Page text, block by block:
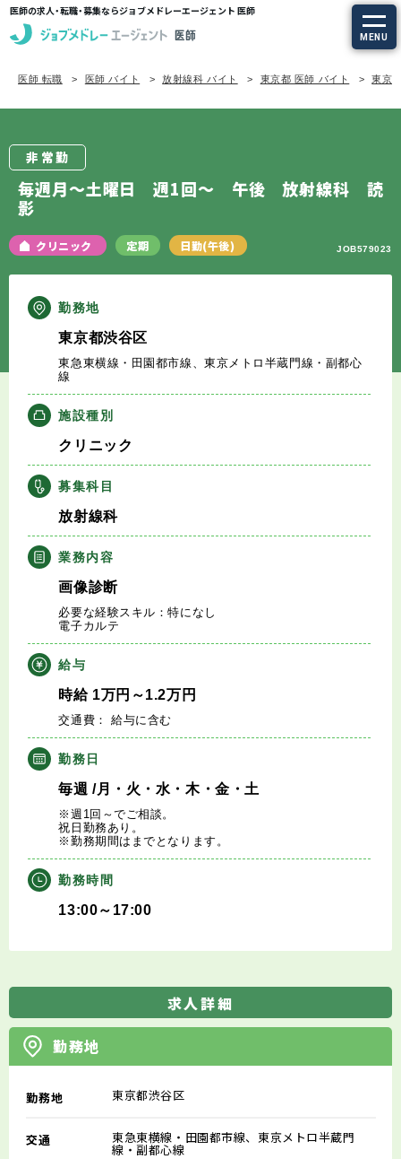
医師の求人・転職・募集ならジョブメドレーエージェント 医師
MENU
求人を探す
定期非常勤の求人
エージェントサービスTOP
サービスの流れ
キャリアアドバイザー紹介
医師の求人・転職Q&A
知りたい・聞きたい
転職成功事例
医師の転職マニュアル
データで見る医師の平均年収
医師に役立つ取材記事
大学医局紹介
医師 転職 医師 バイト 放射線科 バイト 東京都 医師 バイト 東京
非常勤
毎週月～土曜日 週1回～ 午後 放射線科 読
影
クリニック 定期 日勤(午後) JOB579023
勤務地
東京都渋谷区
東急東横線・田園都市線、東京メトロ半蔵門線・副都心
線
施設種別
クリニック
募集科目
放射線科
業務内容
画像診断
必要な経験スキル：特になし
電子カルテ
給与
時給1万円 ～1.2万円
交通費： 給与に含む
勤務日
毎週 /月・火・水・木・金・土
※週1回～でご相談。
祝日勤務あり。
※勤務期間はまでとなります。
勤務時間
13:00～17:00
求人詳細
勤務地
勤務地 東京都渋谷区
交通 東急東横線・田園都市線、東京メトロ半蔵門
線・副都心線